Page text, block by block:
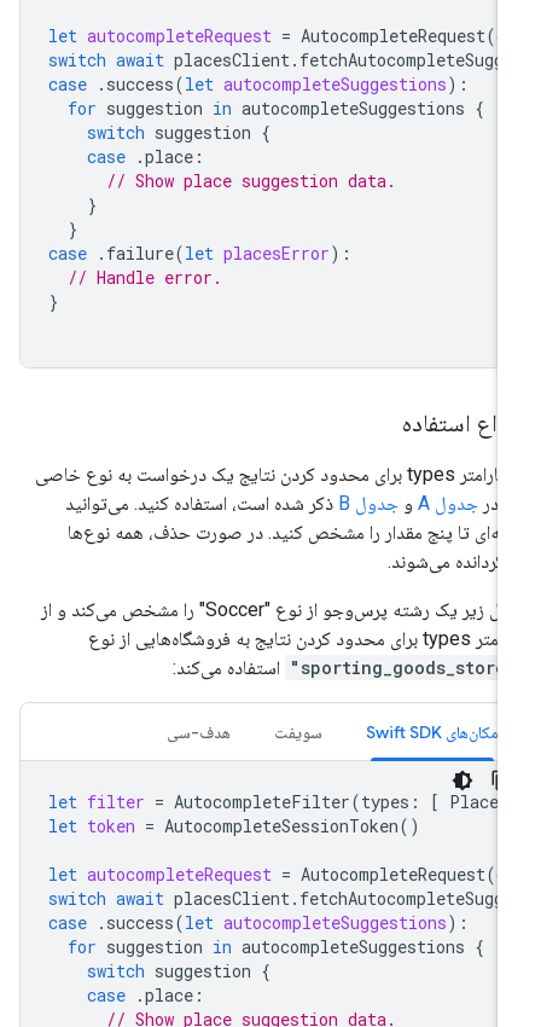
let autocompleteRequest = AutocompleteRequest
switch await placesClient.
case .success( let autocompleteSuggestions
for suggestion in autocompleteSuggestions
switch suggestion
case .place
// Show place suggestion data.
case .failure( let placesError
// Handle error.
استفاده
از پارامتر types برای محدود کردن نتایج یک درخواست به نوع خاصی
جدول A وجدول B ذکر شده است، استفاده کنید. می‌توانید
تا پنج مقدار را مشخص کنید. در صورت حذف، همه نوع‌ها
می‌شوند.
مثال زیر یک رشته پرس‌وجو از نوع "Soccer" را مشخص می‌کند و از
استفاده می‌کند:
مکان‌های Swift SDK سویفت هدف-سی
let filter = AutocompleteFilter(types [
let token = AutocompleteSessionToken
let autocompleteRequest = AutocompleteRequest
switch await placesClient.
case .success( let autocompleteSuggestions
for suggestion in autocompleteSuggestions
switch suggestion
case .place
// Show place suggestion data.